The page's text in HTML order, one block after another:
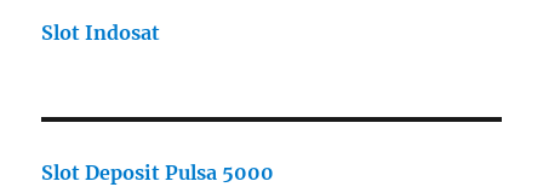
Slot Indosat
Slot Deposit Pulsa 5000